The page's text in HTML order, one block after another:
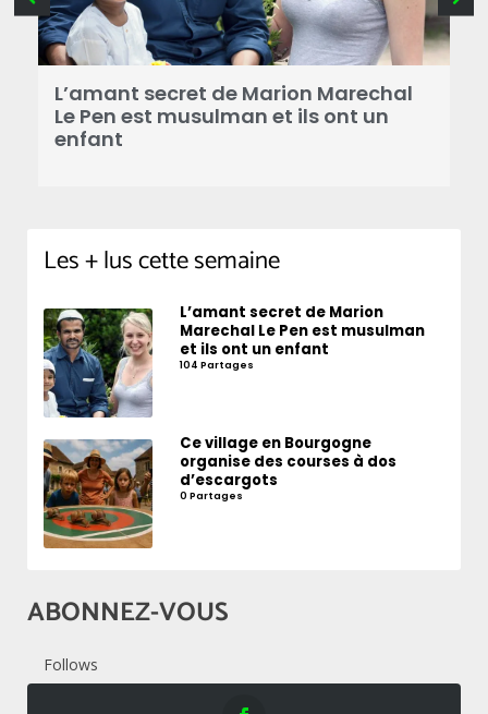
L’amant secret de Marion Marechal
Le Pen est musulman et ils ont un
enfant
Les + lus cette semaine
L’amant secret de Marion
Marechal Le Pen est musulman
et ils ont un enfant
104 Partages
Ce village en Bourgogne
organise des courses à dos
d’escargots
0 Partages
ABONNEZ-VOUS
Follows